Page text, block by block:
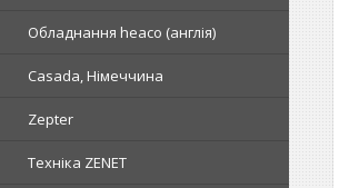
Обладнання heaco (англія)
Casada, Німеччина
Zepter
Техніка ZENET